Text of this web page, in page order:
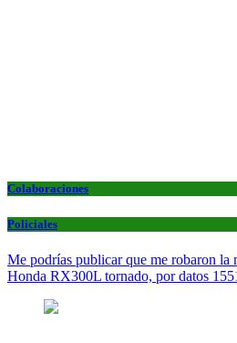
Colaboraciones
Policiales
Me podrías publicar que me robaron la
Honda RX300L tornado, por datos